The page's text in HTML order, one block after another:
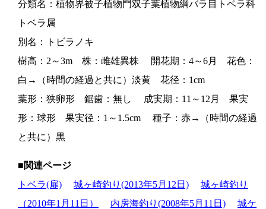
分類名：植物界被子植物門双子葉植物綱バラ目トベラ科
トベラ属
別名：トビラノキ
樹高：2～3m 株：雌雄異株 開花期：4～6月 花色：
白→（時間の経過と共に）淡黄 花径：1cm
葉形：狭卵形 鋸歯：無し 成実期：11～12月 果実
形：球形 果実径：1～1.5cm 種子：赤→（時間の経過
と共に）黒
■関連ページ
トベラ(扉)
城ヶ崎釣り(2013年5月12日)
城ヶ崎釣り
（2010年1月11日）
内房海釣り(2008年5月11日)
城ケ